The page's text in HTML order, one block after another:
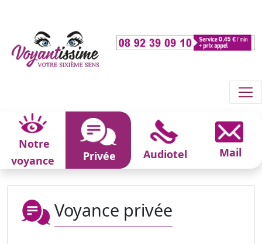
Notre
voyance
Privée Audiotel Mail
Voyance privée